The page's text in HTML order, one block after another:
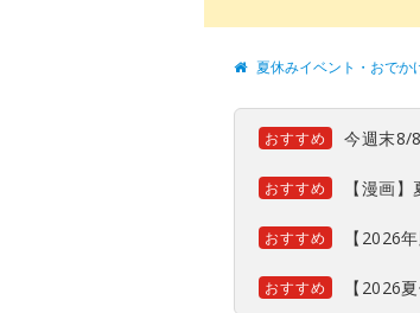
夏休みイベント・おでか
おすすめ 今週末8/
おすすめ 【漫画
おすすめ 【2026
おすすめ 【2026